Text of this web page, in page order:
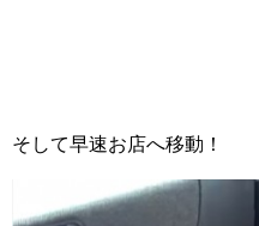
そして早速お店へ移動！